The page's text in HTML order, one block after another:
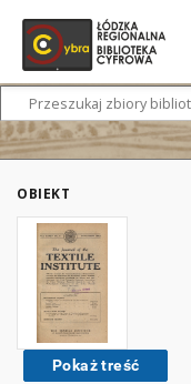
OBIEKT
Pokaż treść